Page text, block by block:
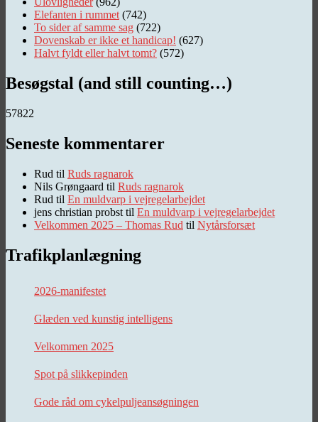
Elefanten i rummet (742)
To sider af samme sag (722)
Dovenskab er ikke et handicap! (627)
Halvt fyldt eller halvt tomt? (572)
Besøgstal (and still counting…)
57822
Seneste kommentarer
Rud til Ruds ragnarok
Nils Grøngaard til Ruds ragnarok
Rud til En muldvarp i vejregelarbejdet
jens christian probst til En muldvarp i vejregelarbejdet
Velkommen 2025 – Thomas Rud til Nytårsforsæt
Trafikplanlægning
2026-manifestet
Glæden ved kunstig intelligens
Velkommen 2025
Spot på slikkepinden
Gode råd om cykelpuljeansøgningen